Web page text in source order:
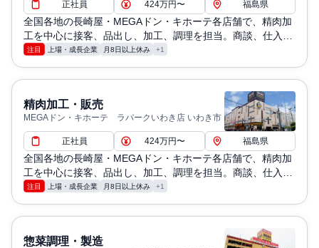
正社員 424万円〜 福島県
全国各地の長崎屋・MEGAドン・キホーテ各店舗で、精肉加
工を中心に接客、品出し、加工、調理を担当。商談、仕入
れ、価格設定、演出、販売なども現場で実施
注目 上場・成長企業 月8日以上休み +1
精肉加工・販売
MEGAドン・キホーテ ラパークいわき店 いわき市
正社員 424万円〜 福島県
全国各地の長崎屋・MEGAドン・キホーテ各店舗で、精肉加
工を中心に接客、品出し、加工、調理を担当。商談、仕入
れ、価格設定、演出、販売なども現場で実施
注目 上場・成長企業 月8日以上休み +1
惣菜調理・製造